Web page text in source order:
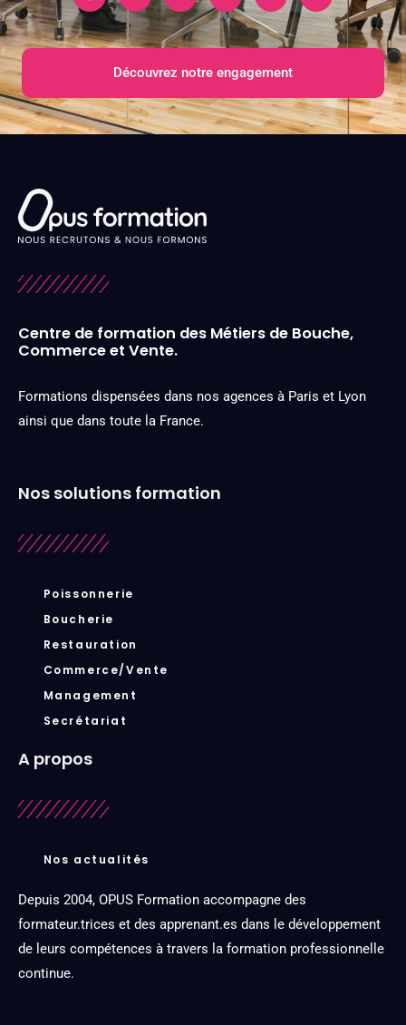
Découvrez notre engagement
Centre de formation des Métiers de Bouche,
Commerce et Vente.
Formations dispensées dans nos agences à Paris et Lyon
ainsi que dans toute la France.
Nos solutions formation
Poissonnerie
Boucherie
Restauration
Commerce/Vente
Management
Secrétariat
A propos
Nos actualités
Depuis 2004, OPUS Formation accompagne des
formateur.trices et des apprenant.es dans le développement
de leurs compétences à travers la formation professionnelle
continue.